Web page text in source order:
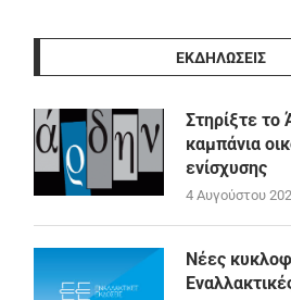
ΕΚΔΗΛΩΣΕΙΣ
Στηρίξτε το
καμπάνια
ενίσχυσης
4 Αυγούστου
Νέες